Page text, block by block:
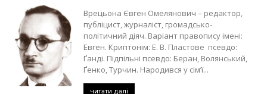
Врецьона Євген Омелянович – редактор,
публіцист, журналіст, громадсько-
політичний діяч. Варіант правопису імені:
Евген. Криптонім: Е. В. Пластове псевдо:
Ґанді. Підпільні псевдо: Беран, Волянський,
Ґенко, Турчин. Народився у сім’ї...
читати далі